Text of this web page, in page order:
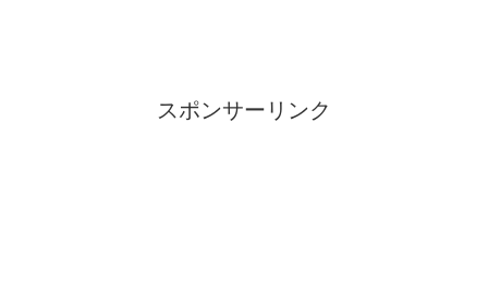
スポンサーリンク